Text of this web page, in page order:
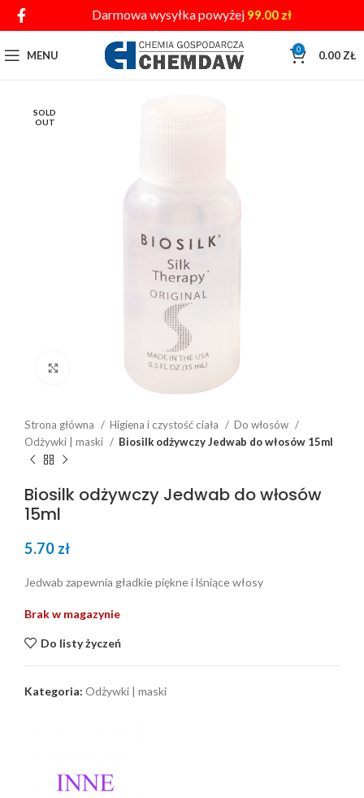
Darmowa wysyłka powyżej 99.00 zł
MENU 0 0.00 ZŁ
SOLD
OUT
Click to enlarge
Strona główna Higiena i czystość ciała
Do włosów
Odżywki | maski
Biosilk odżywczy Jedwab do włosów 15ml
Biosilk odżywczy Jedwab do włosów
15ml
5.70 zł
Jedwab zapewnia gładkie piękne i lśniące włosy
Brak w magazynie
Do listy życzeń
Kategoria: Odżywki | maski